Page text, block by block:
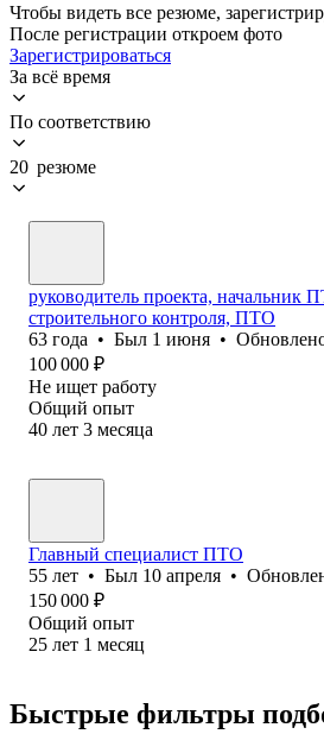
Чтобы видеть все резюме,
После регистрации откроем фото
Зарегистрироваться
За всё время
По соответствию
20 резюме
руководитель проекта, начальник
строительного контроля, ПТО
63 года • Был 1 июня •
100 000 ₽
Не ищет работу
Общий опыт
40 лет 3 месяца
Главный специалист ПТО
55 лет • Был 10 апреля •
150 000 ₽
Общий опыт
25 лет 1 месяц
Быстрые фильтры